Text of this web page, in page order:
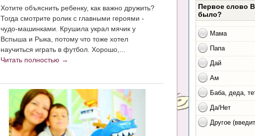
Хотите объяснить ребенку, как важно дружить?
Тогда смотрите ролик с главными героями -
чудо-машинками. Крушила украл мячик у
Вспыша и Рыка, потому что тоже хотел
научиться играть в футбол. Хорошо,...
Читать полностью →